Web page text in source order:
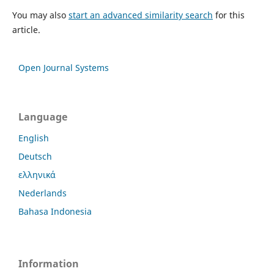
You may also start an advanced similarity search for this
article.
Open Journal Systems
Language
English
Deutsch
ελληνικά
Nederlands
Bahasa Indonesia
Information